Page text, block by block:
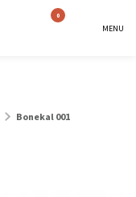
0
MENU
Bonekal 001